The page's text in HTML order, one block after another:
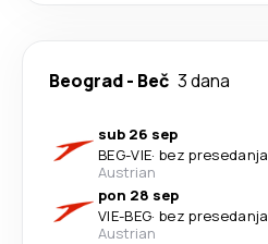
Beograd- Beč 3 dana
sub 26 sep
BEG-VIE· bez presedanja
Austrian
pon 28 sep
VIE-BEG· bez presedanja
Austrian